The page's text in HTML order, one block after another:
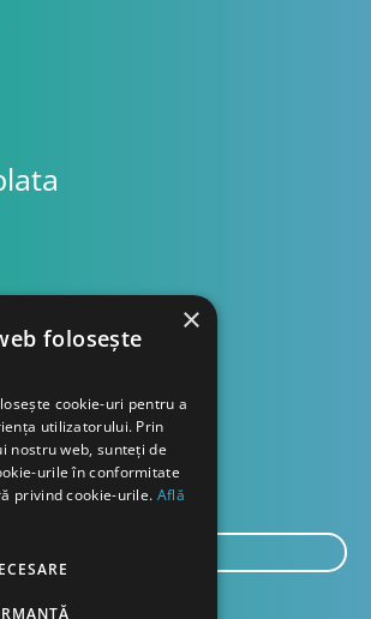
×
folosește
cookie-uri pentru a
utilizatorului. Prin
nostru web, sunteți de
urile în conformitate
privind cookie-urile. Află